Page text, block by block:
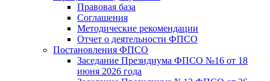
Правовая база
Соглашения
Методические рекомендации
Отчет о деятельности ФПСО
Постановления ФПСО
Заседание Президиума ФПСО №16 от 18
июня 2026 года